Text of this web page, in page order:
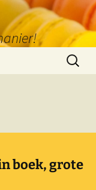
Zoeken
naar:
boek, grote